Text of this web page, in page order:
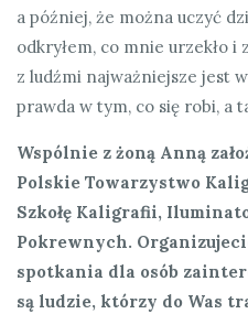
a później, że można uczyć
odkryłem, co mnie urzekło i
z ludźmi najważniejsze jest
prawda w tym, co się robi, a
Wspólnie z żoną Anną
Polskie Towarzystwo
Szkołę Kaligrafii,
Pokrewnych.
spotkania dla osób
są ludzie, którzy do Was